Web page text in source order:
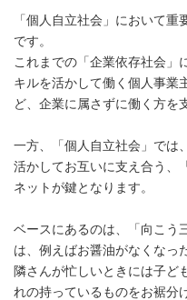
「個人自立社会」において
です。
これまでの「企業依存社会」
キルを活かして働く個人事業
ど、企業に属さずに働く方を
一方、「個人自立社会」では
活かしてお互いに支え合う、
ネットが鍵となります。
ベースにあるのは、「向こう
は、例えばお醤油がなくなっ
隣さんが忙しいときには子ど
れの持っているものをお裾分